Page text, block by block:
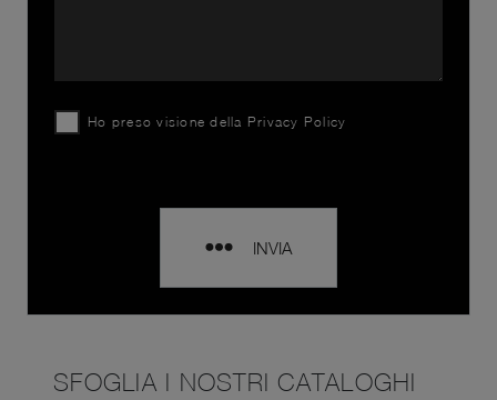
Ho preso visione della Privacy Policy
INVIA
SFOGLIA I NOSTRI CATALOGHI